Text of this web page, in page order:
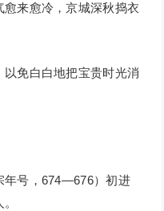
来愈冷，京城深秋捣衣
免白白地把宝贵时光消
号，674—676）初进